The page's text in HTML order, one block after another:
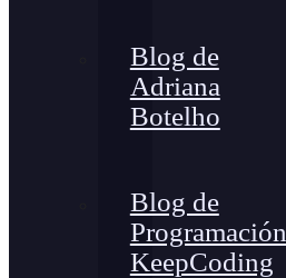
Blog de
Adriana
Botelho
Blog de
Programación
KeepCoding